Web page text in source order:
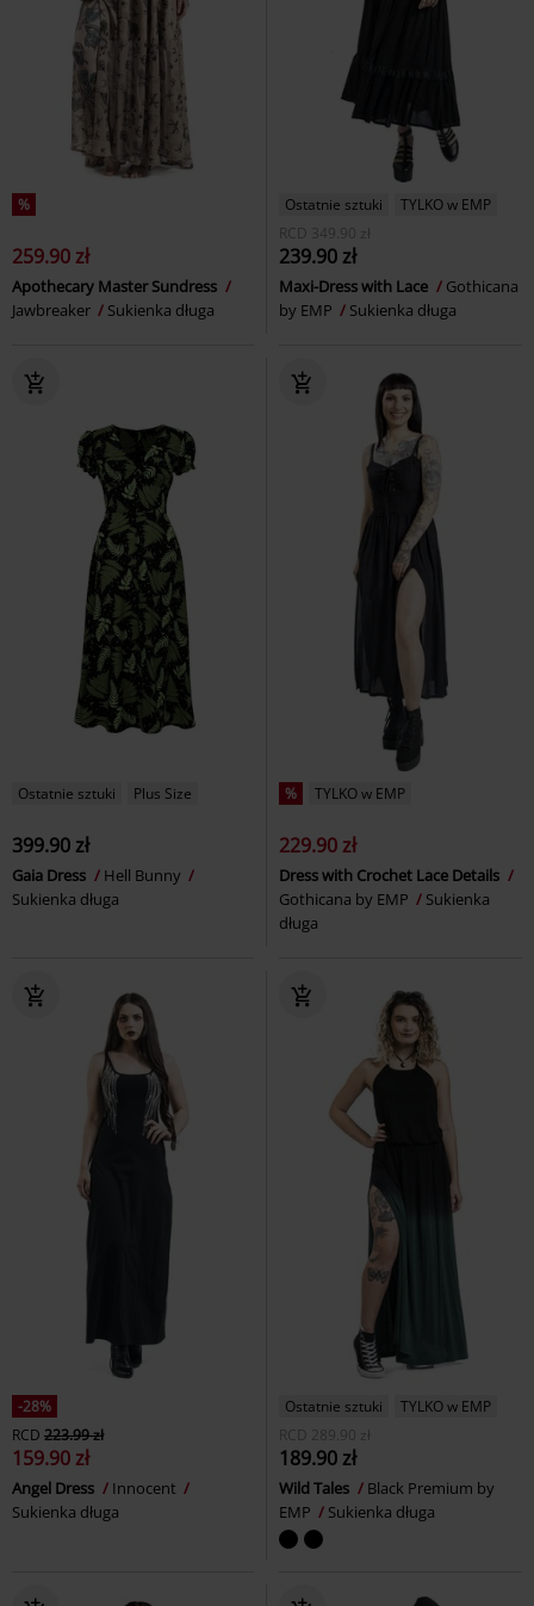
%
259.90 zł
Apothecary Master Sundress
Jawbreaker
Sukienka długa
Ostatnie sztuki
TYLKO w EMP
RCD 349.90 zł
239.90 zł
Maxi-Dress with Lace
Gothicana
by EMP
Sukienka długa
Ostatnie sztuki Plus Size
399.90 zł
Gaia Dress
Hell Bunny
Sukienka długa
% TYLKO w EMP
229.90 zł
Dress with Crochet Lace Details
Gothicana by EMP
Sukienka
długa
-28%
RCD 223.99 zł
159.90 zł
Angel Dress
Innocent
Sukienka długa
Ostatnie sztuki
TYLKO w EMP
RCD 289.90 zł
189.90 zł
Wild Tales
Black Premium by
EMP
Sukienka długa